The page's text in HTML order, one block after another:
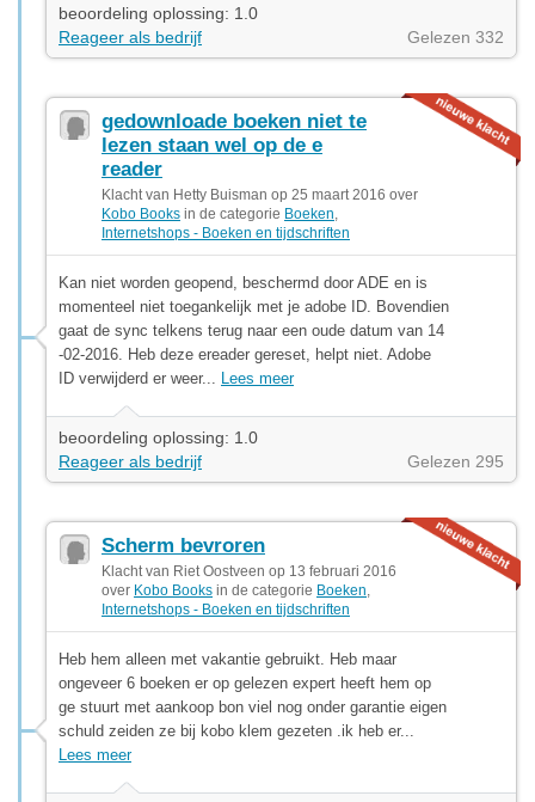
beoordeling oplossing: 1.0
Reageer als bedrijf
Gelezen 332
gedownloade boeken niet te
lezen staan wel op de e
reader
Klacht van Hetty Buisman op 25 maart 2016 over
Kobo Books in de categorie Boeken
Internetshops - Boeken en tijdschriften
Kan niet worden geopend, beschermd door ADE en is
momenteel niet toegankelijk met je adobe ID. Bovendien
gaat de sync telkens terug naar een oude datum van 14
-02-2016. Heb deze ereader gereset, helpt niet. Adobe
ID verwijderd er weer... Lees meer
beoordeling oplossing: 1.0
Reageer als bedrijf
Gelezen 295
Scherm bevroren
Klacht van Riet Oostveen op 13 februari 2016
over Kobo Books in de categorie Boeken
Internetshops - Boeken en tijdschriften
Heb hem alleen met vakantie gebruikt. Heb maar
ongeveer 6 boeken er op gelezen expert heeft hem op
ge stuurt met aankoop bon viel nog onder garantie eigen
schuld zeiden ze bij kobo klem gezeten .ik heb er...
Lees meer